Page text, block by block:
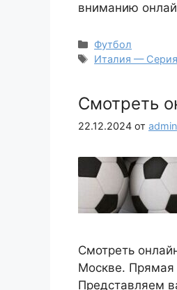
вниманию
Рубрики
Футбол
Метки
Италия —
Смотреть
22.12.2024 от admin
Смотреть
Москве.
Представляем